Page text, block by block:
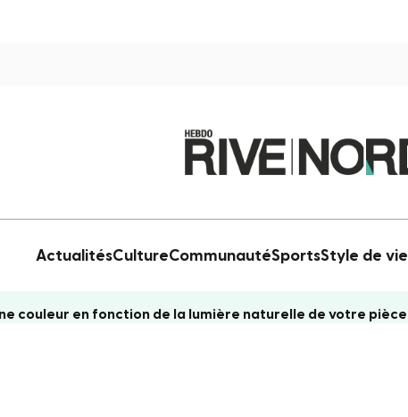
ActualitésCultureCommunautéSportsStyle de vie
couleur en fonction de la lumière naturelle de votre pièce